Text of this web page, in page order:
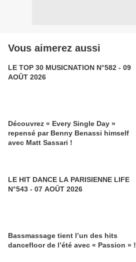
Vous aimerez aussi
LE TOP 30 MUSICNATION N°582 - 09
AOÛT 2026
Découvrez « Every Single Day »
repensé par Benny Benassi himself
avec Matt Sassari !
LE HIT DANCE LA PARISIENNE LIFE
N°543 - 07 AOÛT 2026
Bassmassage tient l’un des hits
dancefloor de l’été avec « Passion » !